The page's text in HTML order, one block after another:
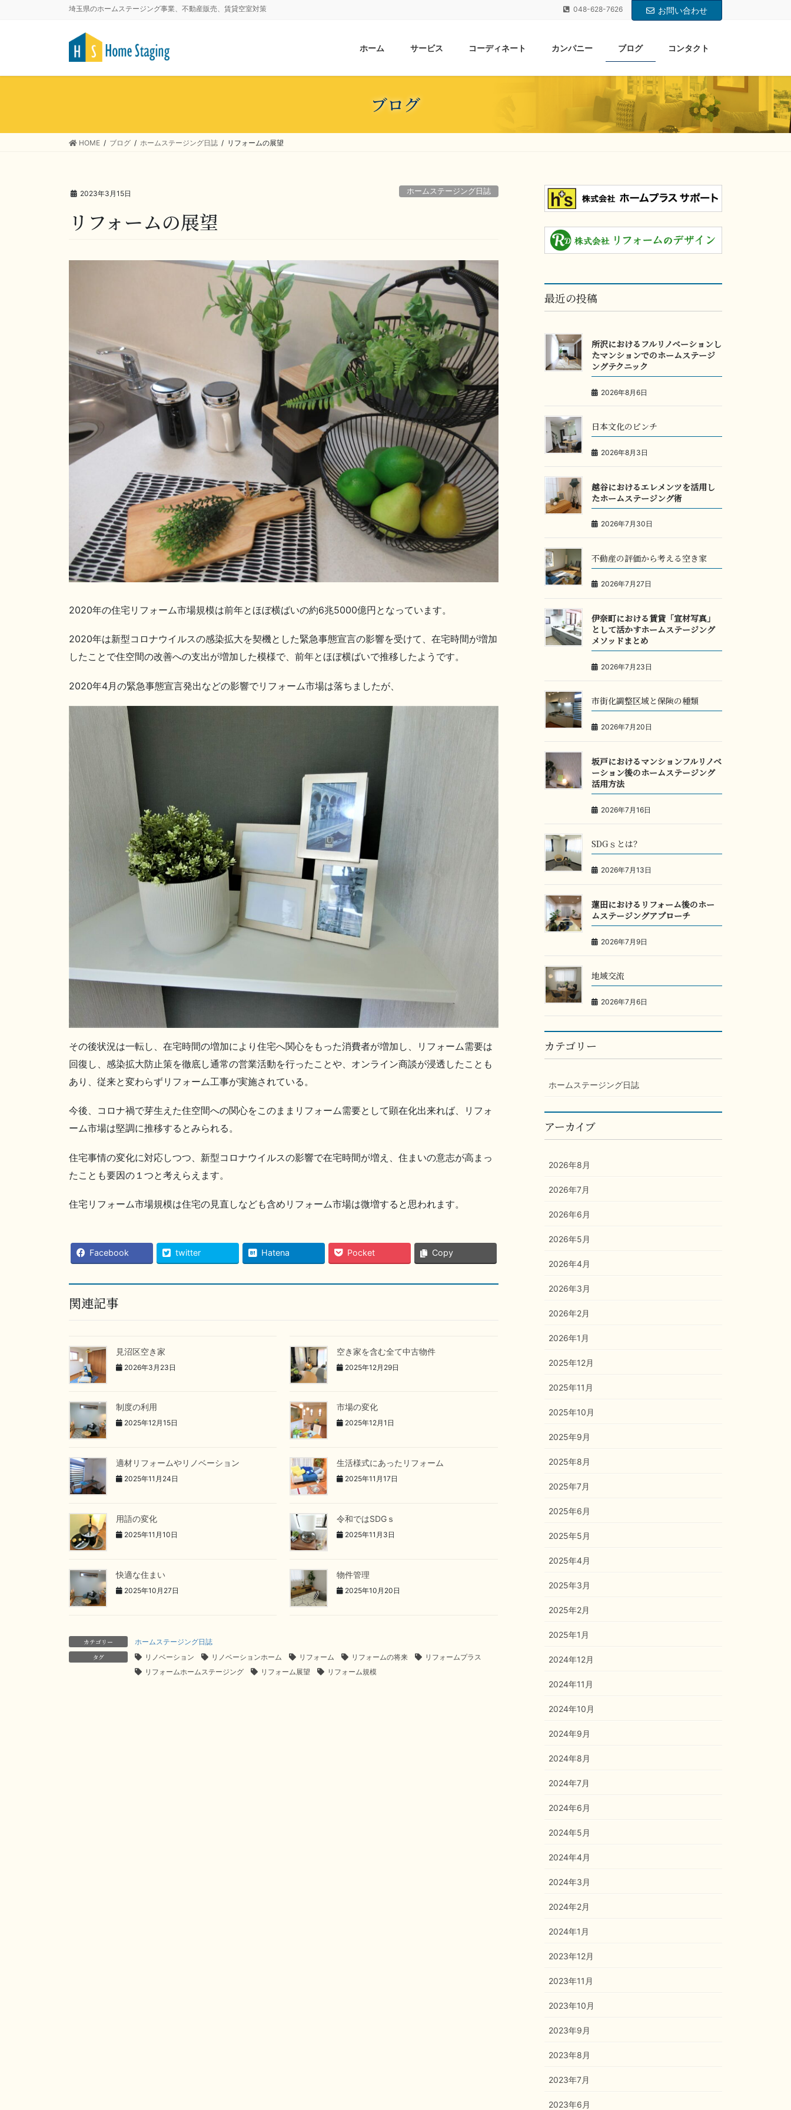
埼玉県のホームステージング事業、不動産販売、賃貸空室対策 048-628-7626 お問い合わせ
ホーム サービス コーディネート カンパニー ブログ コンタクト
ブログ
HOME ブログ ホームステージング日誌 リフォームの展望
2023年3月15日 ホームステージング日誌
リフォームの展望
2020年の住宅リフォーム市場規模は前年とほぼ横ばいの約6兆5000億円となっています。
2020年は新型コロナウイルスの感染拡大を契機とした緊急事態宣言の影響を受けて、在宅時間が増加
したことで住空間の改善への支出が増加した模様で、前年とほぼ横ばいで推移したようです。
2020年4月の緊急事態宣言発出などの影響でリフォーム市場は落ちましたが、
その後状況は一転し、在宅時間の増加により住宅へ関心をもった消費者が増加し、リフォーム需要は
回復し、感染拡大防止策を徹底し通常の営業活動を行ったことや、オンライン商談が浸透したことも
あり、従来と変わらずリフォーム工事が実施されている。
今後、コロナ禍で芽生えた住空間への関心をこのままリフォーム需要として顕在化出来れば、リフォ
ーム市場は堅調に推移するとみられる。
住宅事情の変化に対応しつつ、新型コロナウイルスの影響で在宅時間が増え、住まいの意志が高まっ
たことも要因の１つと考えらえます。
住宅リフォーム市場規模は住宅の見直しなども含めリフォーム市場は微増すると思われます。
Facebook twitter Hatena Pocket Copy
関連記事
見沼区空き家
2026年3月23日
空き家を含む全て中古物件
2025年12月29日
制度の利用
2025年12月15日
市場の変化
2025年12月1日
適材リフォームやリノベーション
2025年11月24日
生活様式にあったリフォーム
2025年11月17日
用語の変化
2025年11月10日
令和ではSDGｓ
2025年11月3日
快適な住まい
2025年10月27日
物件管理
2025年10月20日
カテゴリー
ホームステージング日誌
タグ
リノベーション リノベーションホーム リフォーム リフォームの将来
リフォームプラス
リフォームホームステージング
リフォーム展望 リフォーム規模
最近の投稿
所沢におけるフルリノベーションし
たマンションでのホームステージ
ングテクニック
2026年8月6日
日本文化のピンチ
2026年8月3日
越谷におけるエレメンツを活用し
たホームステージング術
2026年7月30日
不動産の評価から考える空き家
2026年7月27日
伊奈町における賃貸「宣材写真」
として活かすホームステージング
メソッドまとめ
2026年7月23日
市街化調整区域と保険の種類
2026年7月20日
坂戸におけるマンションフルリノベ
ーション後のホームステージング
活用方法
2026年7月16日
SDGｓとは？
2026年7月13日
蓮田におけるリフォーム後のホー
ムステージングアプローチ
2026年7月9日
地域交流
2026年7月6日
カテゴリー
ホームステージング日誌
アーカイブ
2026年8月
2026年7月
2026年6月
2026年5月
2026年4月
2026年3月
2026年2月
2026年1月
2025年12月
2025年11月
2025年10月
2025年9月
2025年8月
2025年7月
2025年6月
2025年5月
2025年4月
2025年3月
2025年2月
2025年1月
2024年12月
2024年11月
2024年10月
2024年9月
2024年8月
2024年7月
2024年6月
2024年5月
2024年4月
2024年3月
2024年2月
2024年1月
2023年12月
2023年11月
2023年10月
2023年9月
2023年8月
2023年7月
2023年6月